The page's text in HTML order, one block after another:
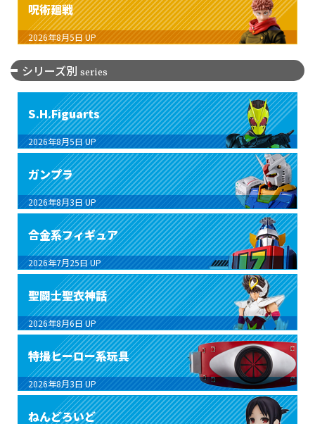
呪術廻戦
2026年8月5日 UP
シリーズ別 series
S.H.Figuarts
2026年8月5日 UP
ガンプラ
2026年8月3日 UP
合金系フィギュア
2026年7月25日 UP
聖闘士聖衣神話
2026年8月6日 UP
特撮ヒーロー系玩具
2026年8月3日 UP
ねんどろいど